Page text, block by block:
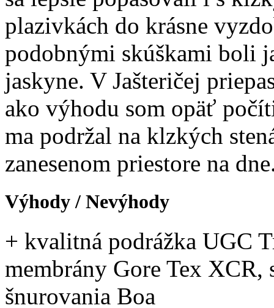
plazivkách do krásne
podobnými skúškami boli
jaskyne. V Jašteričej
ako výhodu som opäť
ma podržal na klzkých
zanesenom priestore na
Výhody / Nevýhody
+ kvalitná podrážka UGC
membrány Gore Tex
šnurovania Boa